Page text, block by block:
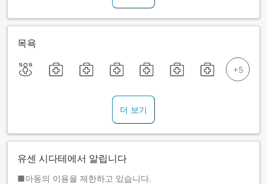
목욕
더 보기
유센 시다테에서 알립니다
■아동의 이용을 제한하고 있습니다.